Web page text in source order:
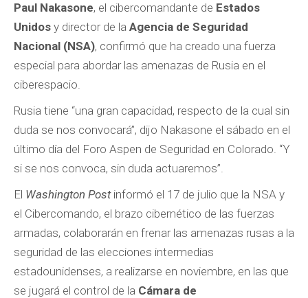
Paul Nakasone, el cibercomandante de Estados
Unidos y director de la Agencia de Seguridad
Nacional (NSA), confirmó que ha creado una fuerza
especial para abordar las amenazas de Rusia en el
ciberespacio.
Rusia tiene “una gran capacidad, respecto de la cual sin
duda se nos convocará”, dijo Nakasone el sábado en el
último día del Foro Aspen de Seguridad en Colorado. “Y
si se nos convoca, sin duda actuaremos”.
El Washington Postinformó el 17 de julio que la NSA y
el Cibercomando, el brazo cibernético de las fuerzas
armadas, colaborarán en frenar las amenazas rusas a la
seguridad de las elecciones intermedias
estadounidenses, a realizarse en noviembre, en las que
se jugará el control de la Cámara de